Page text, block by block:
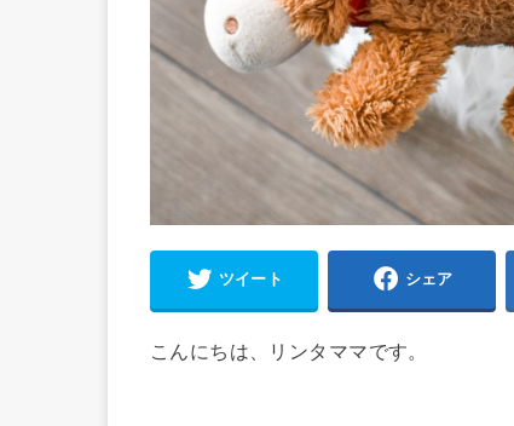
ツイート シェア
こんにちは、リンタママです。